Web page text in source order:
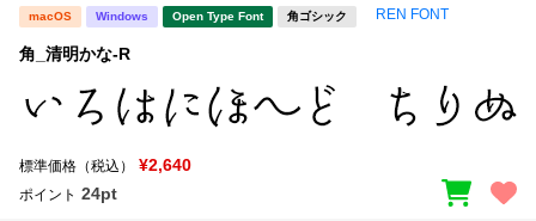
macOS Windows Open Type Font 角ゴシック REN FONT
角_清明かな-R
標準価格（税込） ¥2,640
ポイント 24pt